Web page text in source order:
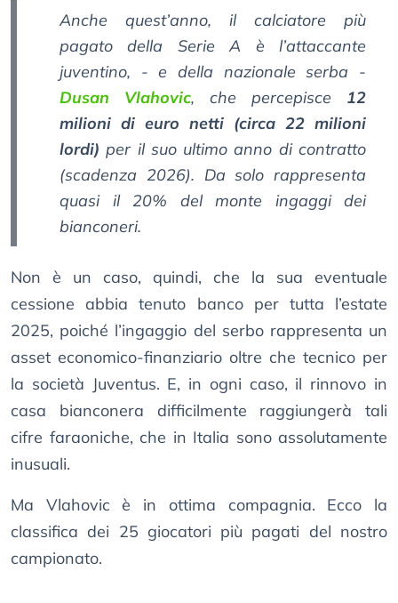
Anche quest’anno, il calciatore più
pagato della Serie A è l’attaccante
juventino, - e della nazionale serba -
Dusan Vlahovic, che percepisce 12
milioni di euro netti (circa 22 milioni
lordi) per il suo ultimo anno di contratto
(scadenza 2026). Da solo rappresenta
quasi il 20% del monte ingaggi dei
bianconeri.
Non è un caso, quindi, che la sua eventuale
cessione abbia tenuto banco per tutta l’estate
2025, poiché l’ingaggio del serbo rappresenta un
asset economico-finanziario oltre che tecnico per
la società Juventus. E, in ogni caso, il rinnovo in
casa bianconera difficilmente raggiungerà tali
cifre faraoniche, che in Italia sono assolutamente
inusuali.
Ma Vlahovic è in ottima compagnia. Ecco la
classifica dei 25 giocatori più pagati del nostro
campionato.